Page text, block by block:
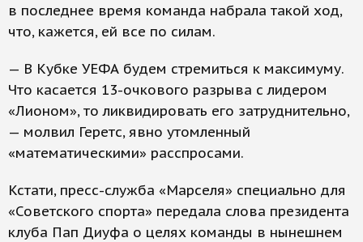
в последнее время команда набрала такой ход,
что, кажется, ей все по силам.
— В Кубке УЕФА будем стремиться к максимуму.
Что касается 13-очкового разрыва с лидером
«Лионом», то ликвидировать его затруднительно,
— молвил Геретс, явно утомленный
«математическими» расспросами.
Кстати, пресс-служба «Марселя» специально для
«Советского спорта» передала слова президента
клуба Пап Диуфа о целях команды в нынешнем